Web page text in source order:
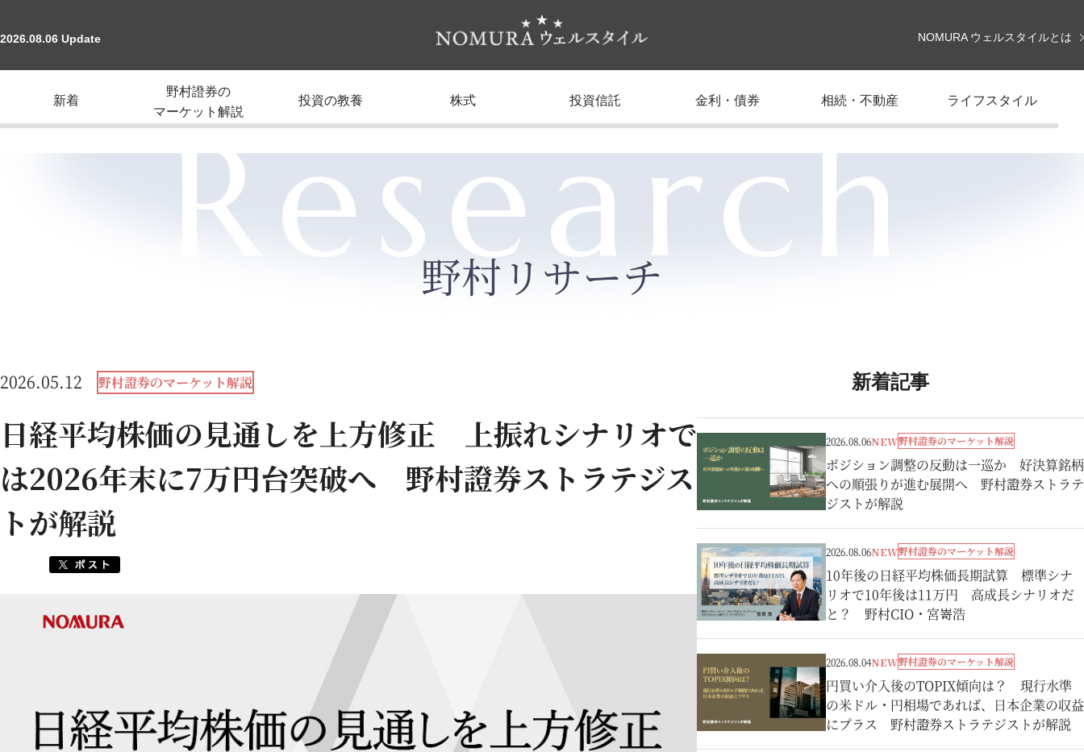
2026.08.06 Update NOMURA ウェルスタイルとは
新着
野村證券の
マーケット解説
投資の教養 株式 投資信託 金利・債券 相続・不動産 ライフスタイル
Research
野村リサーチ
2026.05.12 野村證券のマーケット解説
日経平均株価の見通しを上方修正 上振れシナリオで
は2026年末に7万円台突破へ 野村證券ストラテジス
トが解説
新着記事
2026.08.06NEW野村證券のマーケット解説
ポジション調整の反動は一巡か 好決算銘柄
への順張りが進む展開へ 野村證券ストラテ
ジストが解説
2026.08.06NEW野村證券のマーケット解説
10年後の日経平均株価長期試算 標準シナ
リオで10年後は11万円 高成長シナリオだ
と？ 野村CIO・宮嵜浩
2026.08.04NEW野村證券のマーケット解説
円買い介入後のTOPIX傾向は？ 現行水準
の米ドル・円相場であれば、日本企業の収益
にプラス 野村證券ストラテジストが解説